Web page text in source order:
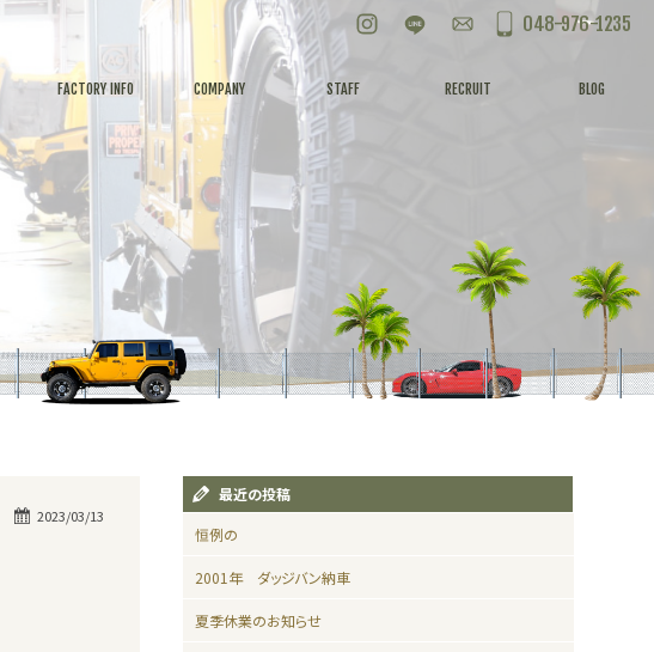
お問い合わせ
048-976-1235
FACTORY INFO COMPANY STAFF RECRUIT BLOG
2023/03/13
最近の投稿
恒例の
2001年 ダッジバン納車
夏季休業のお知らせ